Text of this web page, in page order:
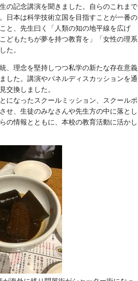
の記念講演を聞きました。自らのこれまで
日本は科学技術立国を目指すことが一番の
と、先生曰く「人類の知の地平線を広げ
どもたちが夢を持つ教育を」「女性の理系
た。
、理念を堅持しつつ私学の新たな存在意義
した。講演やパネルディスカッションを通
交換しました。
になったスクールミッション、スクールポ
せ、生徒のみなさんや先生方の中に落とし
の情報とともに、本校の教育活動に活かし